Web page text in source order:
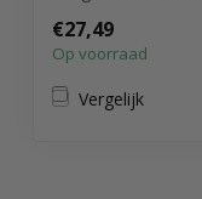
€27,49
Op voorraad
Vergelijk